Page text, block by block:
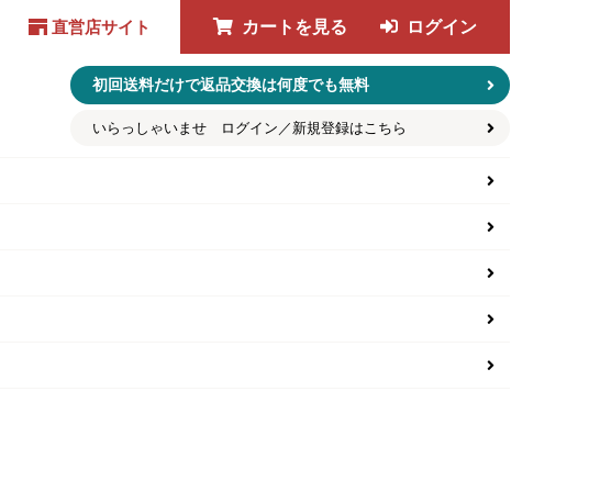
直営店サイト カートを見る ログイン
初回送料だけで返品交換は何度でも無料
いらっしゃいませ ログイン／新規登録はこちら